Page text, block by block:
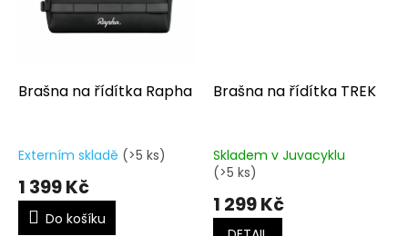
Brašna na řídítka Rapha
Externím skladě (>5 ks)
1 399 Kč
Do košíku
Brašna na řídítka TREK
Skladem v Juvacyklu
(>5 ks)
1 299 Kč